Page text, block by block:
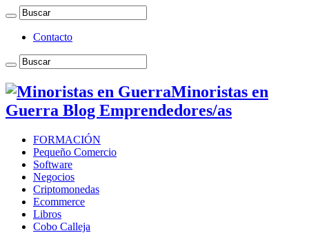
Contacto
Minoristas en
Guerra Blog Emprendedores/as
FORMACIÓN
Pequeño Comercio
Software
Negocios
Criptomonedas
Ecommerce
Libros
Cobo Calleja